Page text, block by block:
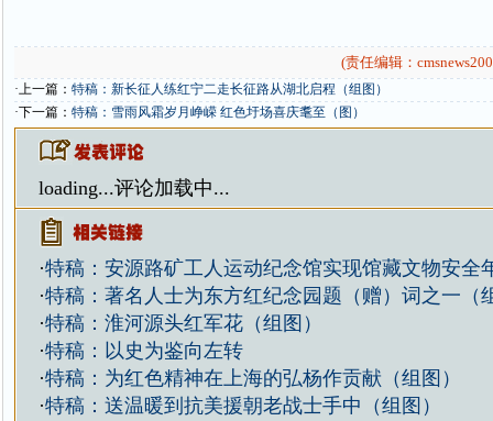
(责任编辑：
·上一篇： 特稿：新长征人练红宁二走长征路从湖北启程（组图）
·下一篇： 特稿：雪雨风霜岁月峥嵘 红色圩场喜庆耄至（图）
loading...评论加载中...
·特稿：安源路矿工人运动纪念馆实现馆藏文物安全
·特稿：著名人士为东方红纪念园题（赠）词之一（
·特稿：淮河源头红军花（组图）
·特稿：以史为鉴向左转
·特稿：为红色精神在上海的弘杨作贡献（组图）
·特稿：送温暖到抗美援朝老战士手中（组图）